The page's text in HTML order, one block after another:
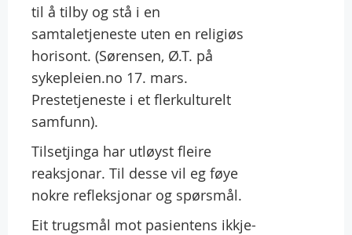
til å tilby og stå i en
samtaletjeneste uten en religiøs
horisont. (Sørensen, Ø.T. på
sykepleien.no 17. mars.
Prestetjeneste i et flerkulturelt
samfunn).
Tilsetjinga har utløyst fleire
reaksjonar. Til desse vil eg føye
nokre refleksjonar og spørsmål.
Eit trugsmål mot pasientens ikkje-